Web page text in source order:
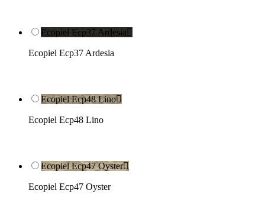
Ecopiel Ecp37 Ardesia
Ecopiel Ecp37 Ardesia
Ecopiel Ecp48 Lino
Ecopiel Ecp48 Lino
Ecopiel Ecp47 Oyster
Ecopiel Ecp47 Oyster